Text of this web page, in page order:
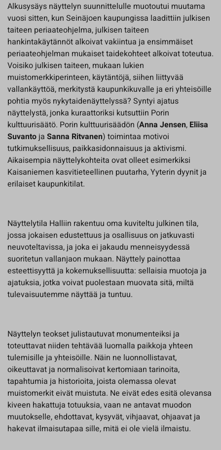
Alkusysäys näyttelyn suunnittelulle muotoutui muutama
vuosi sitten, kun Seinäjoen kaupungissa laadittiin julkisen
taiteen periaateohjelma, julkisen taiteen
hankintakäytännöt alkoivat vakiintua ja ensimmäiset
periaateohjelman mukaiset taidekohteet alkoivat toteutua.
Voisiko julkisen taiteen, mukaan lukien
muistomerkkiperinteen, käytäntöjä, siihen liittyvää
vallankäyttöä, merkitystä kaupunkikuvalle ja eri yhteisöille
pohtia myös nykytaidenäyttelyssä? Syntyi ajatus
näyttelystä, jonka kuraattoriksi kutsuttiin Porin
kulttuurisäätö. Porin kulttuurisäädön (Anna Jensen, Eliisa
Suvanto ja Sanna Ritvanen) toimintaa motivoi
tutkimuksellisuus, paikkasidonnaisuus ja aktivismi.
Aikaisempia näyttelykohteita ovat olleet esimerkiksi
Kaisaniemen kasvitieteellinen puutarha, Yyterin dyynit ja
erilaiset kaupunkitilat.
Näyttelytila Halliin rakentuu oma kuviteltu julkinen tila,
jossa jokaisen edustettuus ja osallisuus on jatkuvasti
neuvoteltavissa, ja joka ei jakaudu menneisyydessä
suoritetun vallanjaon mukaan. Näyttely painottaa
esteettisyyttä ja kokemuksellisuutta: sellaisia muotoja ja
ajatuksia, jotka voivat puolestaan muovata sitä, miltä
tulevaisuutemme näyttää ja tuntuu.
Näyttelyn teokset julistautuvat monumenteiksi ja
toteuttavat niiden tehtävää luomalla paikkoja yhteen
tulemisille ja yhteisöille. Näin ne luonnollistavat,
oikeuttavat ja normalisoivat kertomiaan tarinoita,
tapahtumia ja historioita, joista olemassa olevat
muistomerkit eivät muistuta. Ne eivät edes esitä olevansa
kiveen hakattuja totuuksia, vaan ne antavat muodon
muutokselle, ehdottavat, kysyvät, vihjaavat, ohjaavat ja
hakevat ilmaisutapaa sille, mitä ei ole vielä ilmaistu.